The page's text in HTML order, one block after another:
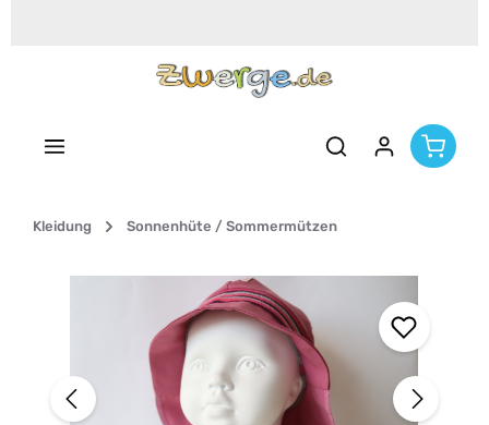
Kleidung Sonnenhüte / Sommermützen
Bildergalerie überspringen